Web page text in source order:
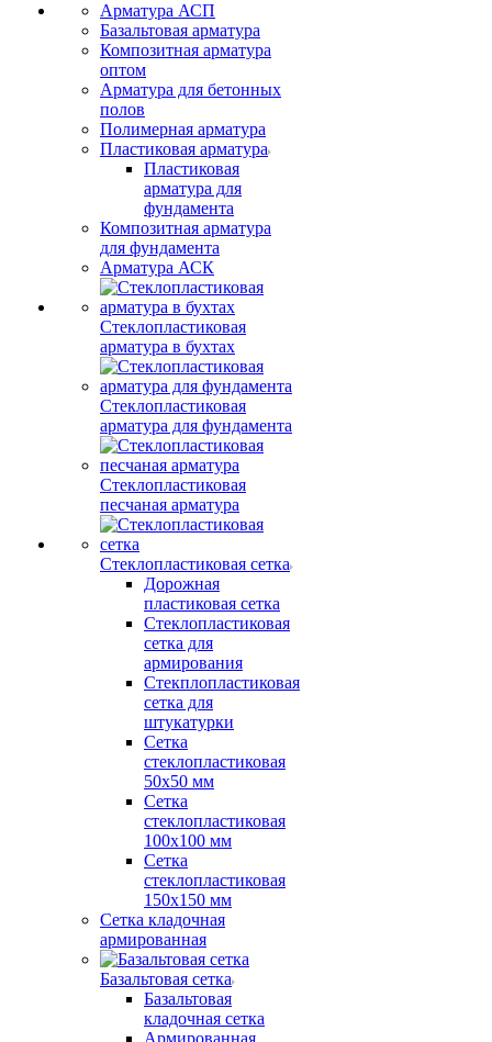
Арматура АСП
Базальтовая арматура
Композитная арматура
оптом
Арматура для бетонных
полов
Полимерная арматура
Пластиковая арматура
Пластиковая
арматура для
фундамента
Композитная арматура
для фундамента
Арматура АСК
Стеклопластиковая
арматура в бухтах
Стеклопластиковая
арматура для фундамента
Стеклопластиковая
песчаная арматура
Стеклопластиковая сетка
Дорожная
пластиковая сетка
Стеклопластиковая
сетка для
армирования
Стекплопластиковая
сетка для
штукатурки
Сетка
стеклопластиковая
50x50 мм
Сетка
стеклопластиковая
100x100 мм
Сетка
стеклопластиковая
150x150 мм
Сетка кладочная
армированная
Базальтовая сетка
Базальтовая
кладочная сетка
Армированная